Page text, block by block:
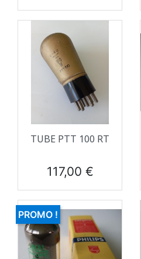
TUBE PTT 100 RT
Prix
117,00 €
PROMO !